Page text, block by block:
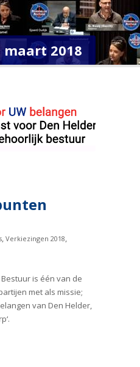
maart 2018
, Verkiezingen 2018,
is één van de
met als missie;
van Den Helder,